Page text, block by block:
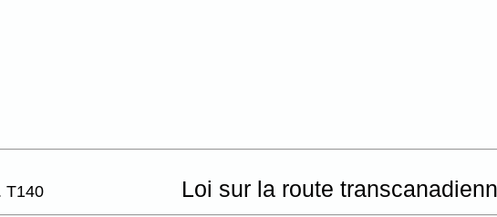
T140 Loi sur la route